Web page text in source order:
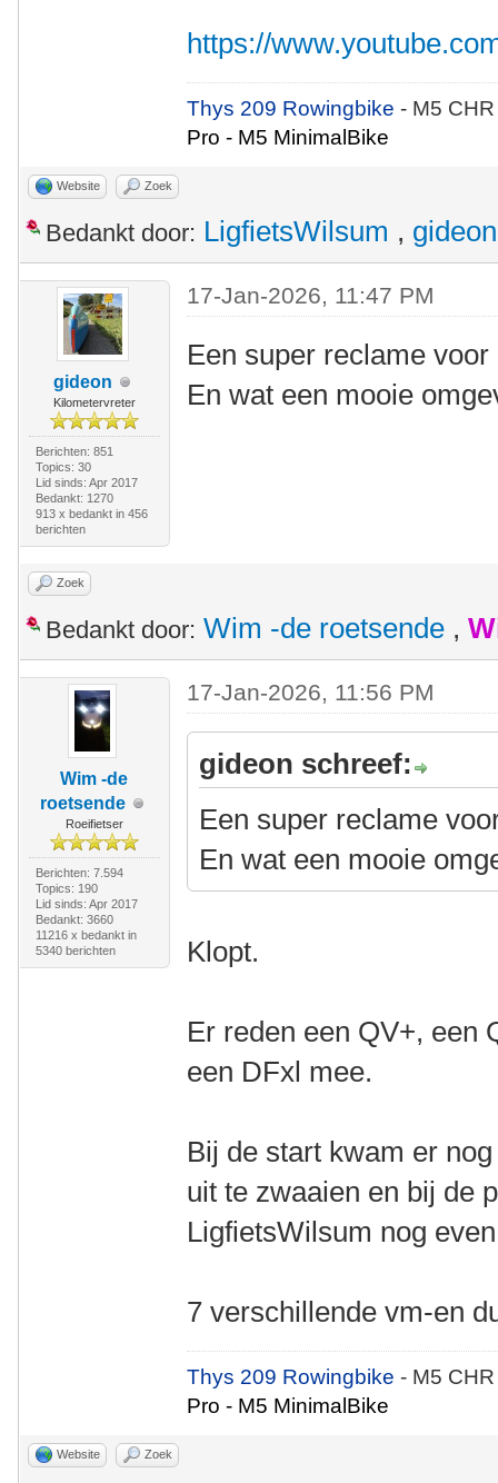
https://
Thys 209 Rowingbike- M5
Pro - M5 MinimalBike
Website Zoek
Bedankt door: LigfietsWilsum , gideon
gideon
Kilometervreter
Berichten: 851
Topics: 30
Lid sinds: Apr 2017
Bedankt: 1270
913 x bedankt in 456
berichten
17-Jan-2026, 11:47 PM
Een super reclame
En wat een mooie
Zoek
Bedankt door: Wim -de roetsende ,
Wim -de
roetsende
Roeifietser
Berichten: 7.594
Topics: 190
Lid sinds: Apr 2017
Bedankt: 3660
11216 x bedankt in
5340 berichten
17-Jan-2026, 11:56 PM
gideon schreef:
Een super reclame
En wat een mooie
Klopt.
Er reden een QV+, een
een DFxl mee.
Bij de start kwam er
uit te zwaaien en bij de
LigfietsWilsum nog
7 verschillende vm-en
Thys 209 Rowingbike- M5
Pro - M5 MinimalBike
Website Zoek